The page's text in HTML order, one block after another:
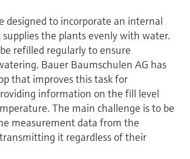
designed to incorporate an internal
the plants evenly with water.
refilled regularly to ensure
Bauer Baumschulen AG has
that improves this task for
information on the fill level
The main challenge is to be
measurement data from the
it regardless of their